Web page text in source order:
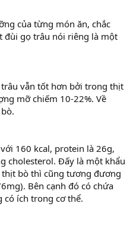
của từng món ăn, chắc
đùi gọ trâu nói riêng là một
vẫn tốt hơn bởi trong thịt
mỡ chiếm 10-22%. Về
160 kcal, protein là 26g,
cholesterol. Đấy là một khẩu
bò thì cũng tương đương
Bên cạnh đó có chứa
có ích trong cơ thể.